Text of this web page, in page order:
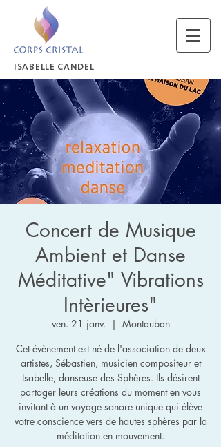
ISABELLE CANDEL
Concert de Musique
Ambient et Danse
Méditative" Vibrations
Intèrieures"
ven. 21 janv.
  |
Montauban
Cet évènement est né de l'association de deux
artistes, Sébastien, musicien compositeur et
Isabelle, danseuse des Sphères. Ils désirent
partager leurs créations du moment en vous
invitant à un voyage sonore unique qui élève
votre conscience vers de hautes sphères par la
méditation en mouvement.